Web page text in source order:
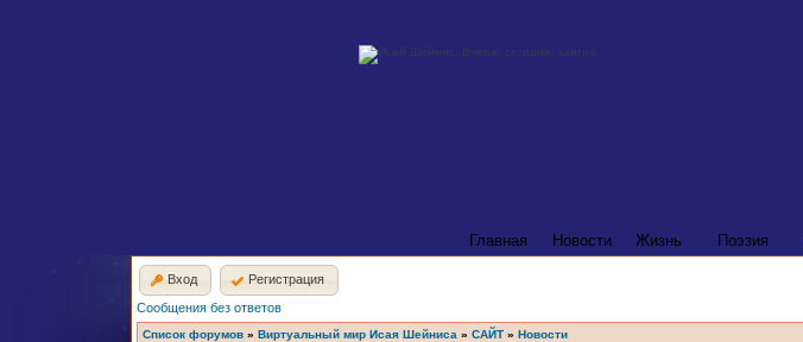
Главная Новости Жизнь Поэзия
Вход Регистрация
Сообщения без ответов
Список форумов » Виртуальный мир Исая Шейниса » САЙТ » Новости